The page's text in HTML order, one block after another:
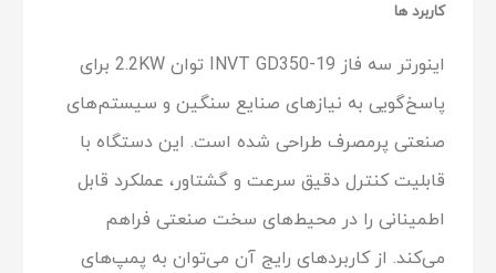
کاربرد ها
اینورتر سه فاز INVT GD350-19 توان 2.2KW برای
پاسخ‌گویی به نیازهای صنایع سنگین و سیستم‌های
صنعتی پرمصرف طراحی شده است. این دستگاه با
قابلیت کنترل دقیق سرعت و گشتاور، عملکرد قابل
اطمینانی را در محیط‌های سخت صنعتی فراهم
می‌کند. از کاربردهای رایج آن می‌توان به پمپ‌های